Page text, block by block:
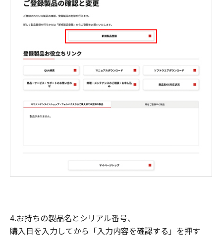
4.お持ちの製品名とシリアル番号、
購入日を入力してから「入力内容を確認する」を押す